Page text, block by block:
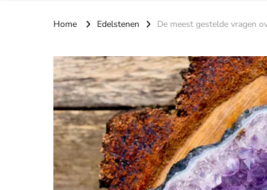
Home Edelstenen De meest gestelde vragen